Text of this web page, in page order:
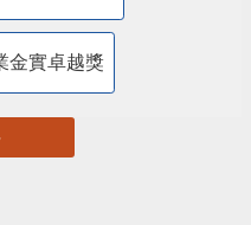
金實卓越獎